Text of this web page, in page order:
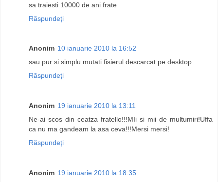
sa traiesti 10000 de ani frate
Răspundeți
Anonim 10 ianuarie 2010 la 16:52
sau pur si simplu mutati fisierul descarcat pe desktop
Răspundeți
Anonim 19 ianuarie 2010 la 13:11
Ne-ai scos din ceatza fratello!!!MIi si mii de multumiri!Uffa
ca nu ma gandeam la asa ceva!!!Mersi mersi!
Răspundeți
Anonim 19 ianuarie 2010 la 18:35